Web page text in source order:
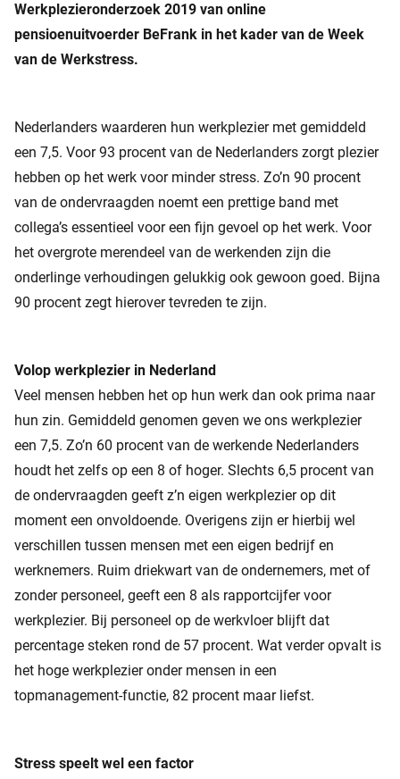
Werkplezieronderzoek 2019 van online
pensioenuitvoerder BeFrank in het kader van de Week
van de Werkstress.
Nederlanders waarderen hun werkplezier met gemiddeld
een 7,5. Voor 93 procent van de Nederlanders zorgt plezier
hebben op het werk voor minder stress. Zo’n 90 procent
van de ondervraagden noemt een prettige band met
collega’s essentieel voor een fijn gevoel op het werk. Voor
het overgrote merendeel van de werkenden zijn die
onderlinge verhoudingen gelukkig ook gewoon goed. Bijna
90 procent zegt hierover tevreden te zijn.
Volop werkplezier in Nederland
Veel mensen hebben het op hun werk dan ook prima naar
hun zin. Gemiddeld genomen geven we ons werkplezier
een 7,5. Zo’n 60 procent van de werkende Nederlanders
houdt het zelfs op een 8 of hoger. Slechts 6,5 procent van
de ondervraagden geeft z’n eigen werkplezier op dit
moment een onvoldoende. Overigens zijn er hierbij wel
verschillen tussen mensen met een eigen bedrijf en
werknemers. Ruim driekwart van de ondernemers, met of
zonder personeel, geeft een 8 als rapportcijfer voor
werkplezier. Bij personeel op de werkvloer blijft dat
percentage steken rond de 57 procent. Wat verder opvalt is
het hoge werkplezier onder mensen in een
topmanagement-functie, 82 procent maar liefst.
Stress speelt wel een factor